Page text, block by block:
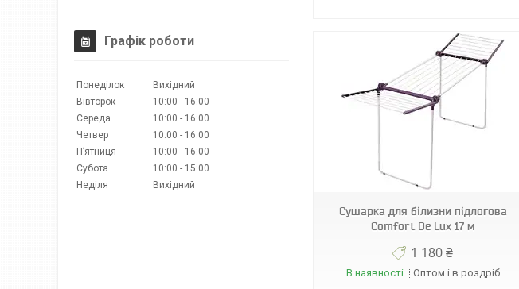
Сушарка для білизни підлогова
Comfort De Lux 17 м
1 180 ₴
В наявності Оптом і в роздріб
000008448
Графік роботи
Понеділок
Вихідний
Вівторок
10:00
16:00
Середа
10:00
16:00
Четвер
10:00
16:00
Пʼятниця
10:00
16:00
Субота
10:00
15:00
Неділя
Вихідний